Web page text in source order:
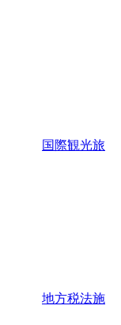
国際観光旅
地方税法施